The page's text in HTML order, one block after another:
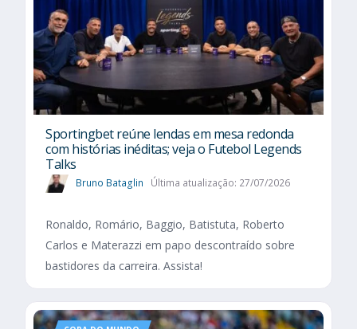
Sportingbet reúne lendas em mesa redonda
com histórias inéditas; veja o Futebol Legends
Talks
Bruno Bataglin Última atualização: 27/07/2026
Ronaldo, Romário, Baggio, Batistuta, Roberto
Carlos e Materazzi em papo descontraído sobre
bastidores da carreira. Assista!